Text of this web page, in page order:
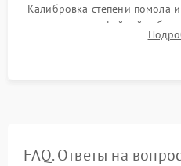
Калибровка степени помола
плотности кофейной
качества молочной пены.
FAQ. Ответы на